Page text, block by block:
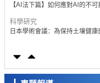
【AI法下篇】如何應對AI的不
科學研究
日本學術會議：為保持土壤健
大阪大學開發基於水氫鍵網路
經濟・社會